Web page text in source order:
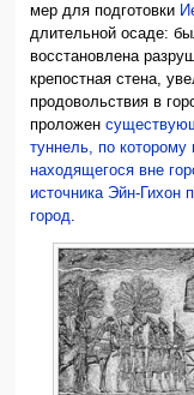
мер для подготовки
длительной осаде:
восстановлена
крепостная стена,
продовольствия в
проложен
туннель, по которому
находящегося вне
источника Эйн-Гихон
город